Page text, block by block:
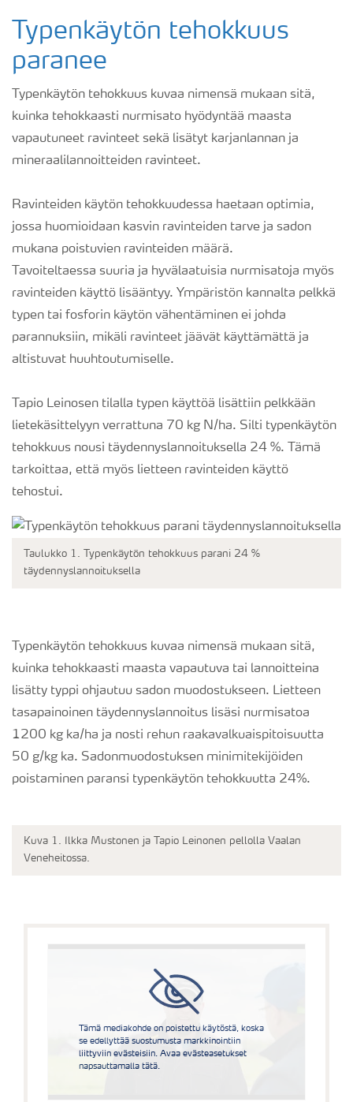
Typenkäytön tehokkuus
paranee
Typenkäytön tehokkuus kuvaa nimensä mukaan sitä,
kuinka tehokkaasti nurmisato hyödyntää maasta
vapautuneet ravinteet sekä lisätyt karjanlannan ja
mineraalilannoitteiden ravinteet.
Ravinteiden käytön tehokkuudessa haetaan optimia,
jossa huomioidaan kasvin ravinteiden tarve ja sadon
mukana poistuvien ravinteiden määrä.
Tavoiteltaessa suuria ja hyvälaatuisia nurmisatoja myös
ravinteiden käyttö lisääntyy. Ympäristön kannalta pelkkä
typen tai fosforin käytön vähentäminen ei johda
parannuksiin, mikäli ravinteet jäävät käyttämättä ja
altistuvat huuhtoutumiselle.
Tapio Leinosen tilalla typen käyttöä lisättiin pelkkään
lietekäsittelyyn verrattuna 70 kg N/ha. Silti typenkäytön
tehokkuus nousi täydennyslannoituksella 24 %. Tämä
tarkoittaa, että myös lietteen ravinteiden käyttö
tehostui.
Taulukko 1. Typenkäytön tehokkuus parani 24 %
täydennyslannoituksella
Typenkäytön tehokkuus kuvaa nimensä mukaan sitä,
kuinka tehokkaasti maasta vapautuva tai lannoitteina
lisätty typpi ohjautuu sadon muodostukseen. Lietteen
tasapainoinen täydennyslannoitus lisäsi nurmisatoa
1200 kg ka/ha ja nosti rehun raakavalkuaispitoisuutta
50 g/kg ka. Sadonmuodostuksen minimitekijöiden
poistaminen paransi typenkäytön tehokkuutta 24%.
Kuva 1. Ilkka Mustonen ja Tapio Leinonen pellolla Vaalan
Veneheitossa.
Tämä mediakohde on poistettu käytöstä, koska
se edellyttää suostumusta markkinointiin
liittyviin evästeisiin. Avaa evästeasetukset
napsauttamalla tätä.